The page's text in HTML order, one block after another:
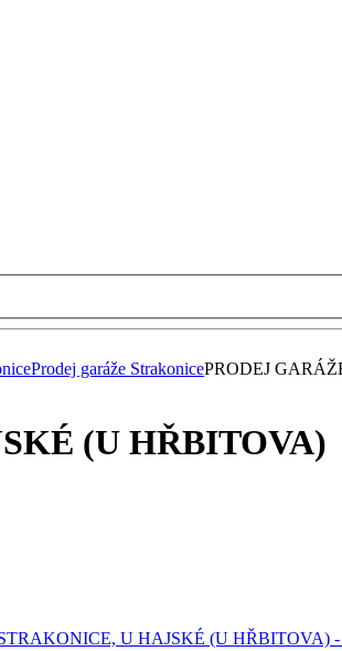
Prodej garáže StrakonicePRODEJ
(U HŘBITOVA)